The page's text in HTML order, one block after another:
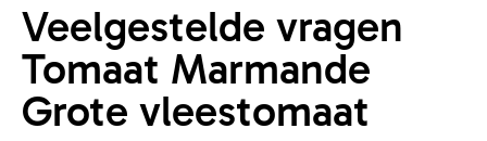
Veelgestelde vragen
Tomaat Marmande
Grote vleestomaat